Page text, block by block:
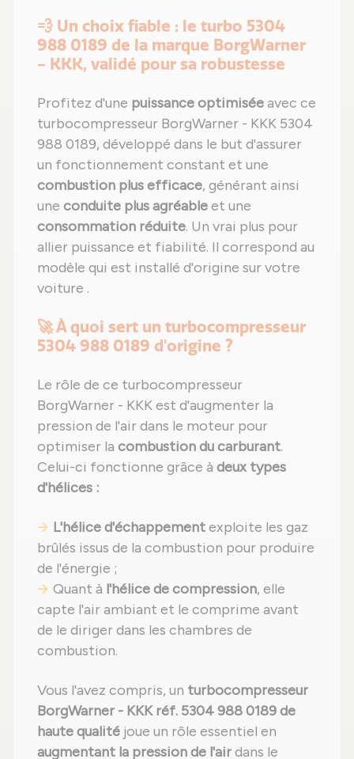
💨 Un choix fiable : le turbo 5304
988 0189 de la marque BorgWarner
- KKK, validé pour sa robustesse
Profitez d'une puissance optimiséeavec ce
turbocompresseur BorgWarner - KKK 5304
988 0189, développé dans le but d'assurer
un fonctionnement constant et une
combustion plus efficace, générant ainsi
une conduite plus agréableet une
consommation réduite. Un vrai plus pour
allier puissance et fiabilité. Il correspond au
modèle qui est installé d'origine sur votre
voiture .
🚀 À quoi sert un turbocompresseur
5304 988 0189 d'origine ?
Le rôle de ce turbocompresseur
BorgWarner - KKK est d'augmenter la
pression de l'air dans le moteur pour
optimiser la combustion du carburant.
Celui-ci fonctionne grâce à deux types
d'hélices :
L'hélice d'échappementexploite les gaz
brûlés issus de la combustion pour produire
de l'énergie ;
Quant à l'hélice de compression, elle
capte l'air ambiant et le comprime avant
de le diriger dans les chambres de
combustion.
Vous l'avez compris, un turbocompresseur
BorgWarner - KKK réf. 5304 988 0189 de
haute qualité joue un rôle essentiel en
augmentant la pression de l'airdans le